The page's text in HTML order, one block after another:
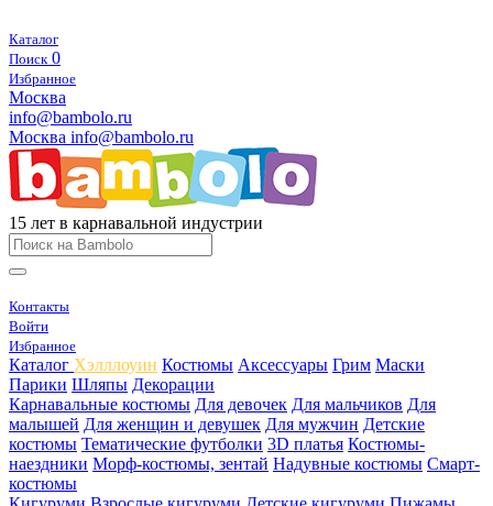
Каталог
Поиск 0
Избранное
Москва
info@bambolo.ru
Москва info@bambolo.ru
15 лет в карнавальной индустрии
Контакты
Войти
Избранное
Каталог Хэлллоуин Костюмы Аксессуары Грим Маски
Парики Шляпы Декорации
Карнавальные костюмы Для девочек Для мальчиков Для
малышей Для женщин и девушек Для мужчин Детские
костюмы Тематические футболки 3D платья Костюмы-
наездники Морф-костюмы, зентай Надувные костюмы Смарт-
костюмы